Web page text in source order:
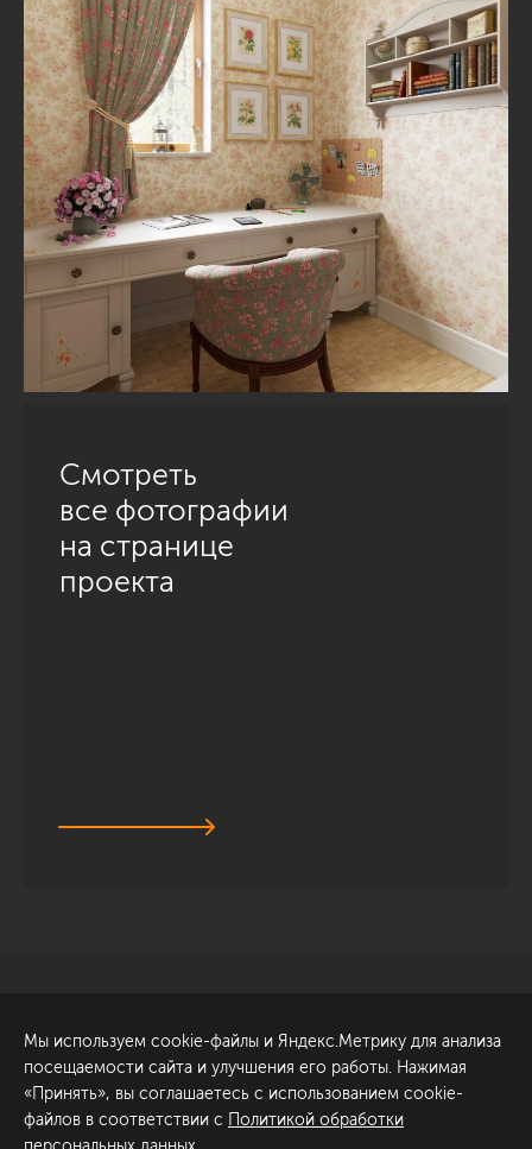
Смотреть
все фотографии
на странице
проекта
Обсудить проект
ул. Академика Павлова, 6
к1
+7 (812) 200-95-55
Мы используем cookie-файлы и Яндекс.Метрику для анализа
посещаемости сайта и улучшения его работы. Нажимая
«Принять», вы соглашаетесь с использованием cookie-
файлов в соответствии с Политикой обработки